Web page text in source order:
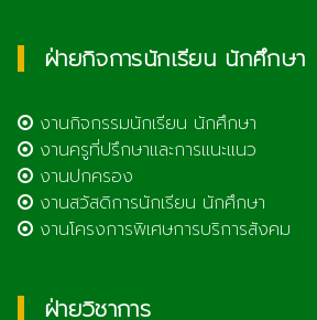
ฝ่ายกิจการนักเรียน นักศึกษา
งานกิจกรรมนักเรียน นักศึกษา
งานครูที่ปรึกษาและการแนะแนว
งานปกครอง
งานสวัสดิการนักเรียน นักศึกษา
งานโครงการพิเศษการบริการสังคม
ฝ่ายวิชาการ